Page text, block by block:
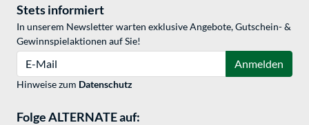
Stets informiert
In unserem Newsletter warten exklusive Angebote, Gutschein- &
Gewinnspielaktionen auf Sie!
Anmelden
Hinweise zum Datenschutz
Folge ALTERNATE auf: